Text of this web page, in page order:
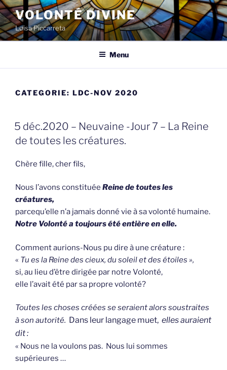
Spring
naar
de
inhoud
VOLONTÉ DIVINE
Luisa Piccarreta
Menu
CATEGORIE: LDC-NOV 2020
GEPLAATST
OP
5 déc.2020 – Neuvaine -Jour 7 – La Reine
de toutes les créatures.
Chère fille, cher fils,
Nous l’avons constituée Reine de toutes les
créatures,
parcequ’elle n’a jamais donné vie à sa volonté humaine.
Notre Volonté a toujours été entière en elle.
Comment aurions-Nous pu dire à une créature :
« Tu es la Reine des cieux, du soleil et des étoiles »,
si, au lieu d’être dirigée par notre Volonté,
elle l’avait été par sa propre volonté?
Toutes les choses créées se seraient alors soustraites
à son autorité. Dans leur langage muet, elles auraient
dit :
« Nous ne la voulons pas. Nous lui sommes
supérieures …